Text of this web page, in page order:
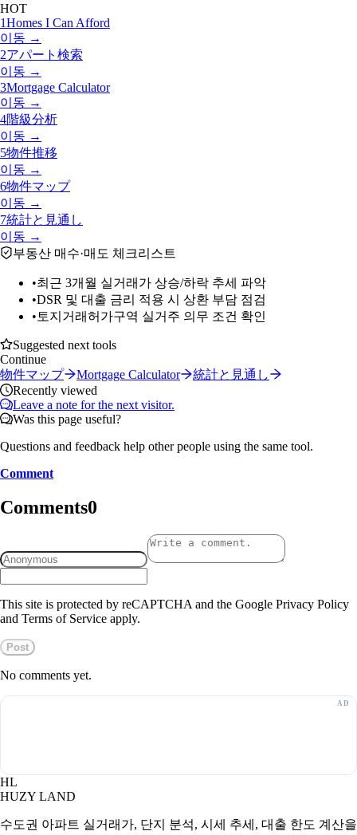
HOT
1Homes I Can Afford
이동 →
2アパート検索
이동 →
3Mortgage Calculator
이동 →
4階級分析
이동 →
5物件推移
이동 →
6物件マップ
이동 →
7統計と見通し
이동 →
부동산 매수·매도 체크리스트
•최근 3개월 실거래가 상승/하락 추세 파악
•DSR 및 대출 금리 적용 시 상환 부담 점검
• 토지거래허가구역 실거주 의무 조건 확인
Suggested next tools
Continue
物件マップ
Mortgage Calculator
統計と見通し
Recently viewed
Leave a note for the next visitor.
Was this page useful?
Questions and feedback help other people using the same tool.
Comment
Comments0
This site is protected by reCAPTCHA and the Google Privacy Policy
and Terms of Service apply.
Post
No comments yet.
HL
HUZY LAND
수도권 아파트 실거래가, 단지 분석, 시세 추세, 대출 한도 계산을